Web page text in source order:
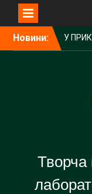
Новини:
ДУХОМ
Творча